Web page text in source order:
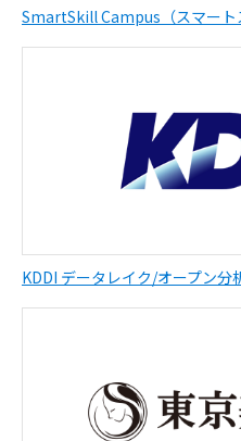
SmartSkill Campus（スマート
KDDI データレイク/オープン分